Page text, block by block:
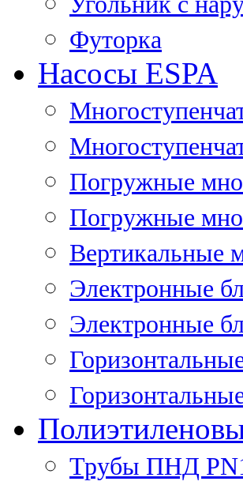
Футорка
Насосы ESPA
Погружные
Погружные
Вертикальные
Электронные
Электронные
Трубы ПНД